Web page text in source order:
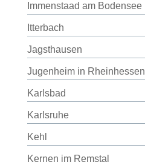
Immenstaad am Bodensee
Itterbach
Jagsthausen
Jugenheim in Rheinhessen
Karlsbad
Karlsruhe
Kehl
Kernen im Remstal